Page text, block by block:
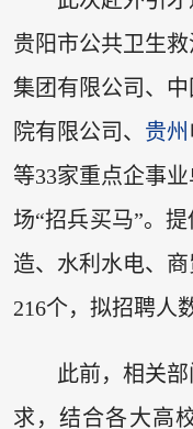
贵阳市公共卫生
集团有限公司、
院有限公司、 贵州
等33家重点企事
场“招兵买马”。
造、水利水电、
216个，拟招聘人
此前，相关
求，结合各大高